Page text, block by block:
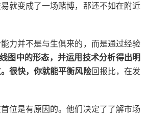
就变成了一场赌博，那还不如在附近
力并不是与生俱来的，而是通过经验
图中的形态，并运用技术分析得出明
很快，你就能平衡风险回报比，在发
位是有原因的。他们决定了了解市场